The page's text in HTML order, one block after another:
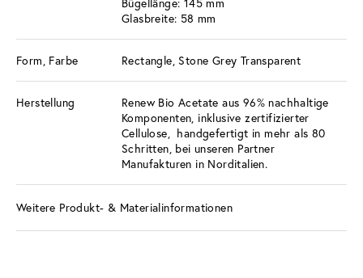
Glasbreite: 58 mm
Form, Farbe Rectangle, Stone Grey Transparent
Herstellung
Renew Bio Acetate aus 96% nachhaltige
Komponenten, inklusive zertifizierter
Cellulose, handgefertigt in mehr als 80
Schritten, bei unseren Partner
Manufakturen in Norditalien.
Weitere Produkt- & Materialinformationen